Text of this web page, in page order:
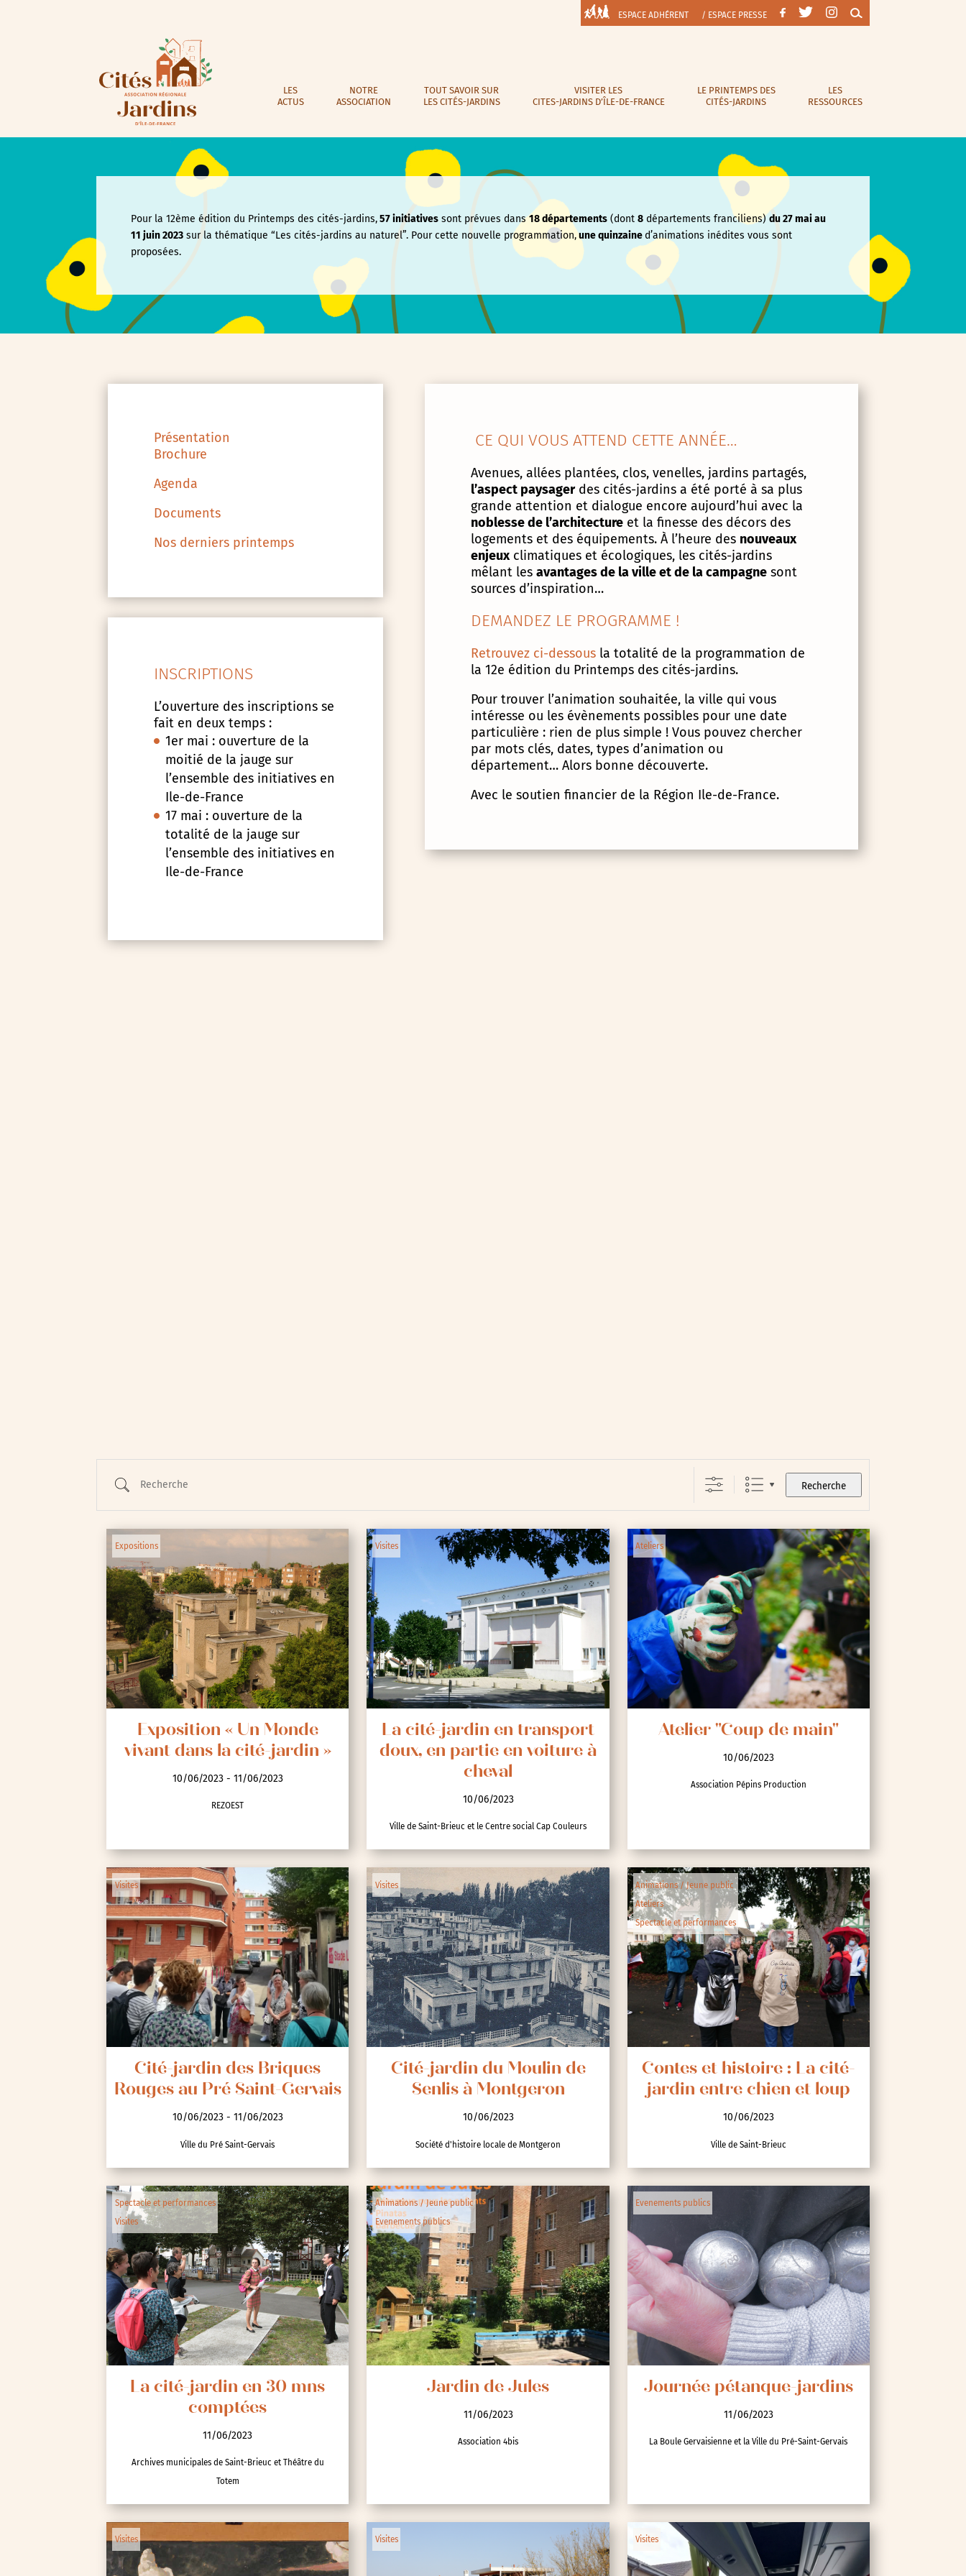
ESPACE ADHÉRENT / ESPACE PRESSE
LES
ACTUS
NOTRE
ASSOCIATION
TOUT SAVOIR SUR
LES CITÉS-JARDINS
VISITER LES
CITES-JARDINS D’ÎLE-DE-FRANCE
LE PRINTEMPS DES
CITÉS-JARDINS
LES
RESSOURCES
Pour la 12ème édition du Printemps des cités-jardins,57 initiatives sont prévues dans18 départements (dont8 départements franciliens)du 27 mai au
11 juin2023 sur la thématique “Les cités-jardins au naturel”. Pour cette nouvelle programmation,une quinzaine d’animations inédites vous sont
proposées.
Présentation
Brochure
Agenda
Documents
Nos derniers printemps
INSCRIPTIONS
L’ouverture des inscriptions se
fait en deux temps :
1er mai : ouverture de la
moitié de la jauge sur
l’ensemble des initiatives en
Ile-de-France
17 mai : ouverture de la
totalité de la jauge sur
l’ensemble des initiatives en
Ile-de-France
CE QUI VOUS ATTEND CETTE ANNÉE…
Avenues, allées plantées, clos, venelles, jardins partagés,
l’aspect paysagerdes cités-jardins a été porté à sa plus
grande attention et dialogue encore aujourd’hui avec la
noblesse de l’architectureet la finesse des décors des
logements et des équipements. À l’heure des nouveaux
enjeuxclimatiques et écologiques, les cités-jardins
mêlant les avantages de la ville et de la campagnesont
sources d’inspiration…
DEMANDEZ LE PROGRAMME !
Retrouvez ci-dessousla totalité de la programmation de
la 12e édition du Printemps des cités-jardins.
Pour trouver l’animation souhaitée, la ville qui vous
intéresse ou les évènements possibles pour une date
particulière : rien de plus simple ! Vous pouvez chercher
par mots clés, dates, types d’animation ou
département… Alors bonne découverte.
Avec le soutien financier de la Région Ile-de-France.
Recherche
Cycle de rencontres
Expositions
Œuvre collective/participative
Parole aux habitants
Randonnées
Spectacle et performances
Visites
Voyage d'études
Essonne (91)
Hauts-de-Seine (92)
Paris (75)
Seine-et-Marne (77)
Seine-Saint-Denis (93)
Test-tag-event
Val-d’Oise (95)
Val-de-Marne (94)
Yvelines (78)
Expositions
Exposition « Un Monde
vivant dans la cité-jardin »
10/06/2023 - 11/06/2023
REZOEST
Visites
La cité-jardin en transport
doux, en partie en voiture à
cheval
10/06/2023
Ville de Saint-Brieuc et le Centre social Cap Couleurs
Ateliers
Atelier "Coup de main"
10/06/2023
Association Pépins Production
Visites
Cité-jardin des Briques
Rouges au Pré Saint-Gervais
10/06/2023 - 11/06/2023
Ville du Pré Saint-Gervais
Visites
Cité-jardin du Moulin de
Senlis à Montgeron
10/06/2023
Société d'histoire locale de Montgeron
Animations / Jeune public
Ateliers
Spectacle et performances
Contes et histoire : La cité-
jardin entre chien et loup
10/06/2023
Ville de Saint-Brieuc
Spectacle et performances
Visites
La cité-jardin en 30 mns
comptées
11/06/2023
Archives municipales de Saint-Brieuc et Théâtre du
Totem
Animations / Jeune public
Evenements publics
Jardin de Jules
11/06/2023
Association 4bis
Evenements publics
Journée pétanque-jardins
11/06/2023
La Boule Gervaisienne et la Ville du Pré-Saint-Gervais
Visites Visites Visites